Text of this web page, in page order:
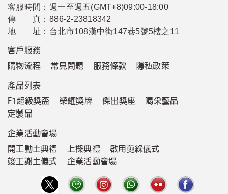
客服時間： 週一至週五(GMT+8)09:00-18:00
傳 真： 886-2-23818342
地 址： 台北市108漢中街147巷5號5樓之11
客戶服務
購物流程
常見問題 服務條款 隱私政策
產品列表
F1超級獎盃
榮耀獎牌 傑出獎座
喝采藝品
定製品
企業活動會場
開工動土典禮
上樑典禮
啟用剪綵儀式
竣工謝土儀式
企業活動會場